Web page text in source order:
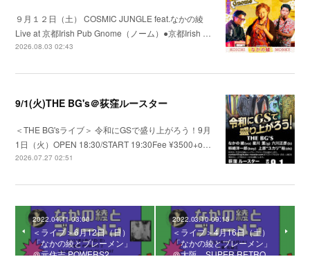
９月１２日（土） COSMIC JUNGLE feat.なかの綾
Live at 京都Irish Pub Gnome（ノーム）●京都Irish …
2026.08.03 02:43
9/1(火)THE BG's＠荻窪ルースター
＜THE BG'sライブ＞ 令和にGSで盛り上がろう！9月
1日（火）OPEN 18:30/START 19:30Fee ¥3500+o…
2026.07.27 02:51
2022.04.11 03:00
＜ライブ＞6月12日（日）
「なかの綾とブレーメン」
＠元住吉 POWERS2
2022.03.10 09:15
＜ライブ＞4月16日（土）
「なかの綾とブレーメン」
＠大阪 SUPER RETRO …